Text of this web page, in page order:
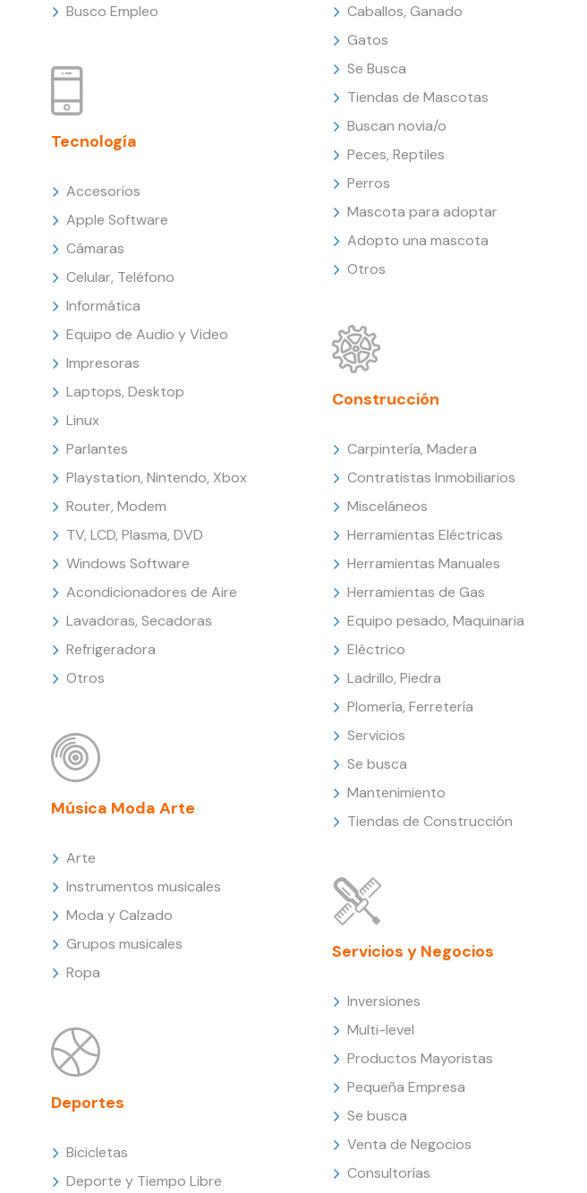
Busco Empleo
Tecnología
Accesorios
Apple Software
Cámaras
Celular, Teléfono
Informática
Equipo de Audio y Video
Impresoras
Laptops, Desktop
Linux
Parlantes
Playstation, Nintendo, Xbox
Router, Modem
TV, LCD, Plasma, DVD
Windows Software
Acondicionadores de Aire
Lavadoras, Secadoras
Refrigeradora
Otros
Música Moda Arte
Arte
Instrumentos musicales
Moda y Calzado
Grupos musicales
Ropa
Deportes
Bicicletas
Deporte y Tiempo Libre
Caballos, Ganado
Gatos
Se Busca
Tiendas de Mascotas
Buscan novia/o
Peces, Reptiles
Perros
Mascota para adoptar
Adopto una mascota
Otros
Construcción
Carpintería, Madera
Contratistas Inmobiliarios
Misceláneos
Herramientas Eléctricas
Herramientas Manuales
Herramientas de Gas
Equipo pesado, Maquinaria
Eléctrico
Ladrillo, Piedra
Plomería, Ferretería
Servicios
Se busca
Mantenimiento
Tiendas de Construcción
Servicios y Negocios
Inversiones
Multi-level
Productos Mayoristas
Pequeña Empresa
Se busca
Venta de Negocios
Consultorías